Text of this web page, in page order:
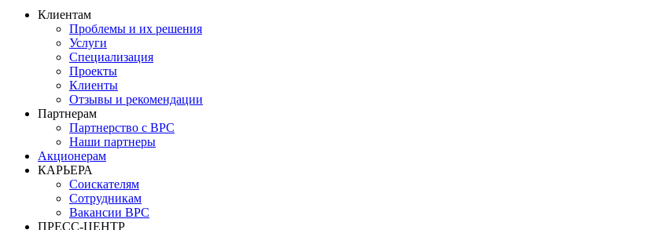
Клиентам
Проблемы и их решения
Услуги
Специализация
Проекты
Клиенты
Отзывы и рекомендации
Партнерам
Партнерство с BPC
Наши партнеры
Акционерам
КАРЬЕРА
Соискателям
Сотрудникам
Вакансии BPC
ПРЕСС-ЦЕНТР